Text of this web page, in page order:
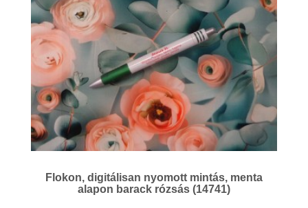
Flokon, digitálisan nyomott mintás, menta
alapon barack rózsás (14741)